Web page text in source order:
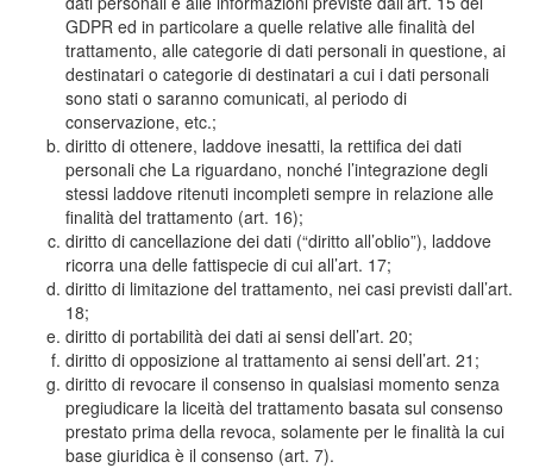
GDPR ed in particolare a quelle relative alle finalità del
trattamento, alle categorie di dati personali in questione, ai
destinatari o categorie di destinatari a cui i dati personali
sono stati o saranno comunicati, al periodo di
conservazione, etc.;
diritto di ottenere, laddove inesatti, la rettifica dei dati
personali che La riguardano, nonché l’integrazione degli
stessi laddove ritenuti incompleti sempre in relazione alle
finalità del trattamento (art. 16);
diritto di cancellazione dei dati (“diritto all’oblio”), laddove
ricorra una delle fattispecie di cui all’art. 17;
diritto di limitazione del trattamento, nei casi previsti dall’art.
18;
diritto di portabilità dei dati ai sensi dell’art. 20;
diritto di opposizione al trattamento ai sensi dell’art. 21;
diritto di revocare il consenso in qualsiasi momento senza
pregiudicare la liceità del trattamento basata sul consenso
prestato prima della revoca, solamente per le finalità la cui
base giuridica è il consenso (art. 7).